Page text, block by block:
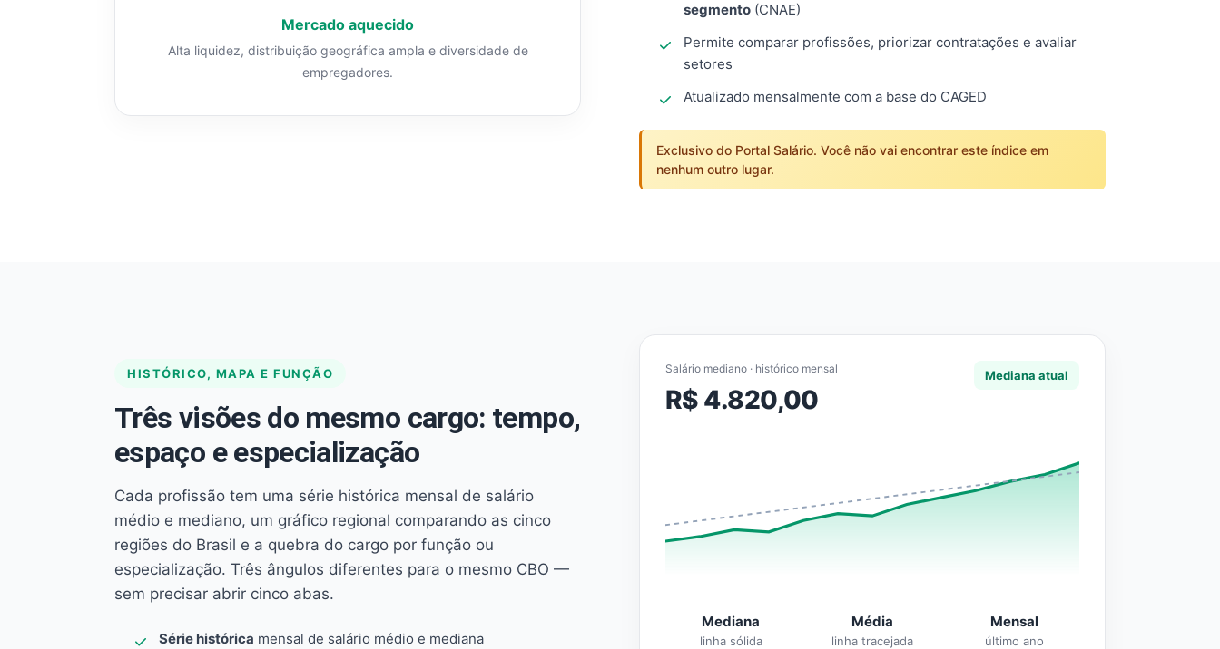
segmento (CNAE)
Permite comparar profissões, priorizar contratações e avaliar
setores
Atualizado mensalmente com a base do CAGED
Exclusivo do Portal Salário. Você não vai encontrar este índice em
nenhum outro lugar.
Mercado aquecido
Alta liquidez, distribuição geográfica ampla e diversidade de
empregadores.
HISTÓRICO, MAPA E FUNÇÃO
Três visões do mesmo cargo: tempo,
espaço e especialização
Cada profissão tem uma série histórica mensal de salário
médio e mediano, um gráfico regional comparando as cinco
regiões do Brasil e a quebra do cargo por função ou
especialização. Três ângulos diferentes para o mesmo CBO —
sem precisar abrir cinco abas.
Série histórica mensal de salário médio e mediana
Salário mediano · histórico mensal
R$ 4.820,00
Mediana atual
Mediana
linha sólida
Média
linha tracejada
Mensal
último ano